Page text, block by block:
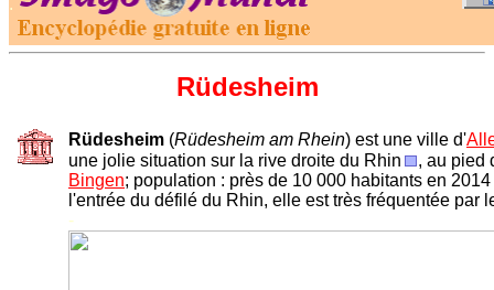
.
Rüdesheim
Rüdesheim (Rüdesheim am Rhein) est une ville d'
une jolie situation sur la rive droite du Rhin
, au pied
Bingen; population : près de 10 000 habitants en
l'entrée du défilé du Rhin, elle est très fréquentée par
-